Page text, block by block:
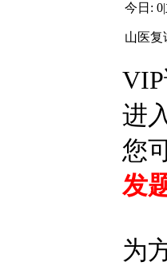
今日: 0|
山医复
进
您
发
为